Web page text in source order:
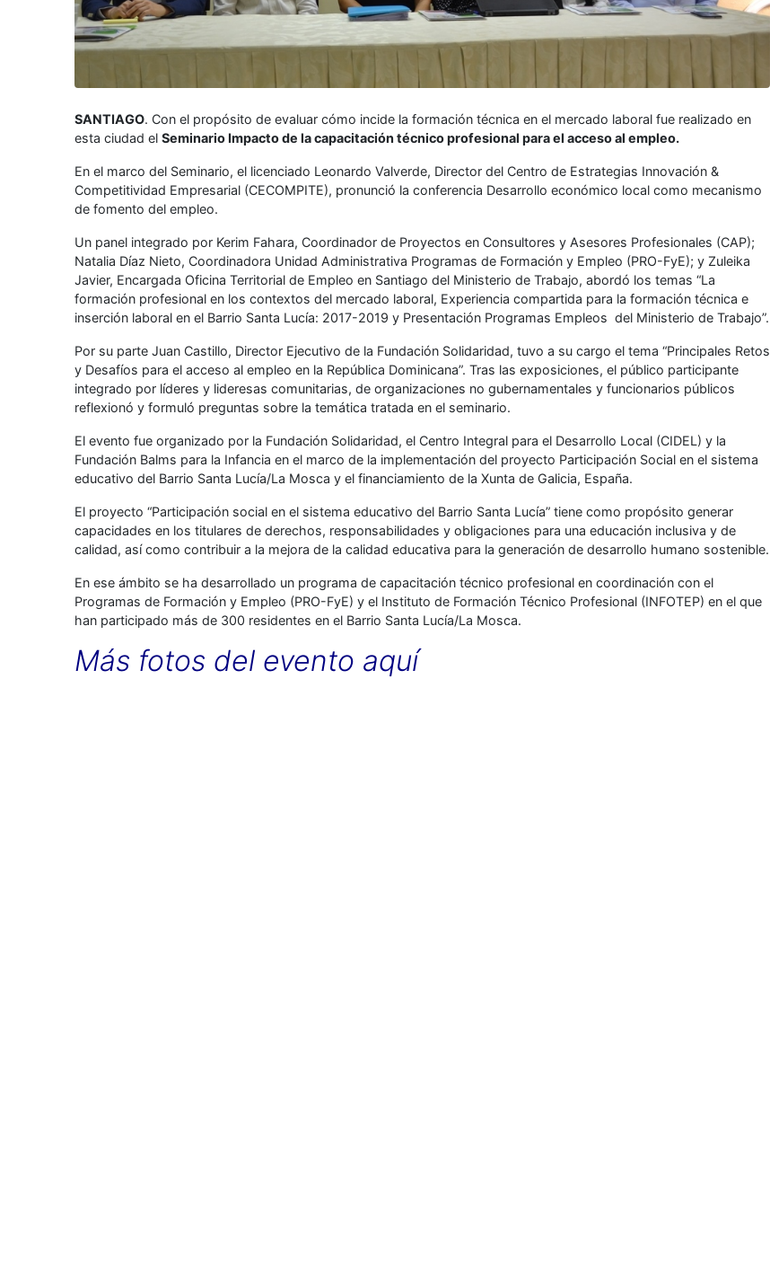
SANTIAGO. Con el propósito de evaluar cómo incide la formación técnica en el mercado laboral fue realizado en
esta ciudad el Seminario Impacto de la capacitación técnico profesional para el acceso al empleo.
En el marco del Seminario, el licenciado Leonardo Valverde, Director del Centro de Estrategias Innovación &
Competitividad Empresarial (CECOMPITE), pronunció la conferencia Desarrollo económico local como mecanismo
de fomento del empleo.
Un panel integrado por Kerim Fahara, Coordinador de Proyectos en Consultores y Asesores Profesionales (CAP);
Natalia Díaz Nieto, Coordinadora Unidad Administrativa Programas de Formación y Empleo (PRO-FyE); y Zuleika
Javier, Encargada Oficina Territorial de Empleo en Santiago del Ministerio de Trabajo, abordó los temas “La
formación profesional en los contextos del mercado laboral, Experiencia compartida para la formación técnica e
inserción laboral en el Barrio Santa Lucía: 2017-2019 y Presentación Programas Empleos del Ministerio de Trabajo”.
Por su parte Juan Castillo, Director Ejecutivo de la Fundación Solidaridad, tuvo a su cargo el tema “Principales Retos
y Desafíos para el acceso al empleo en la República Dominicana”. Tras las exposiciones, el público participante
integrado por líderes y lideresas comunitarias, de organizaciones no gubernamentales y funcionarios públicos
reflexionó y formuló preguntas sobre la temática tratada en el seminario.
El evento fue organizado por la Fundación Solidaridad, el Centro Integral para el Desarrollo Local (CIDEL) y la
Fundación Balms para la Infancia en el marco de la implementación del proyecto Participación Social en el sistema
educativo del Barrio Santa Lucía/La Mosca y el financiamiento de la Xunta de Galicia, España.
El proyecto “Participación social en el sistema educativo del Barrio Santa Lucía” tiene como propósito generar
capacidades en los titulares de derechos, responsabilidades y obligaciones para una educación inclusiva y de
calidad, así como contribuir a la mejora de la calidad educativa para la generación de desarrollo humano sostenible.
En ese ámbito se ha desarrollado un programa de capacitación técnico profesional en coordinación con el
Programas de Formación y Empleo (PRO-FyE) y el Instituto de Formación Técnico Profesional (INFOTEP) en el que
han participado más de 300 residentes en el Barrio Santa Lucía/La Mosca.
Más fotos del evento aquí